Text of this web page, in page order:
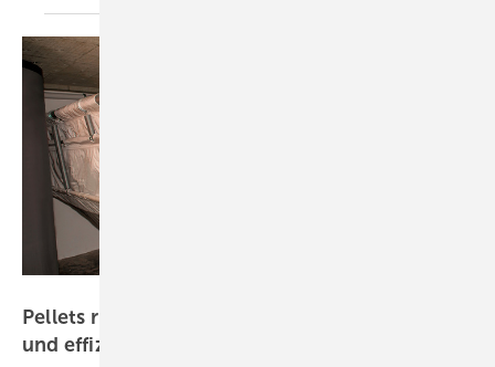
P ellets ric htig lagern: Für einen zuverlässigen
und effizienten